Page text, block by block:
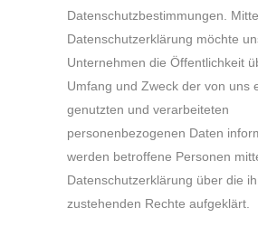
Datenschutzbestimmungen.
Datenschutzerklärung möchte
Unternehmen die Öffentlichkeit
Umfang und Zweck der von uns
genutzten und verarbeiteten
personenbezogenen Daten
werden betroffene Personen
Datenschutzerklärung über die
zustehenden Rechte aufgeklärt.